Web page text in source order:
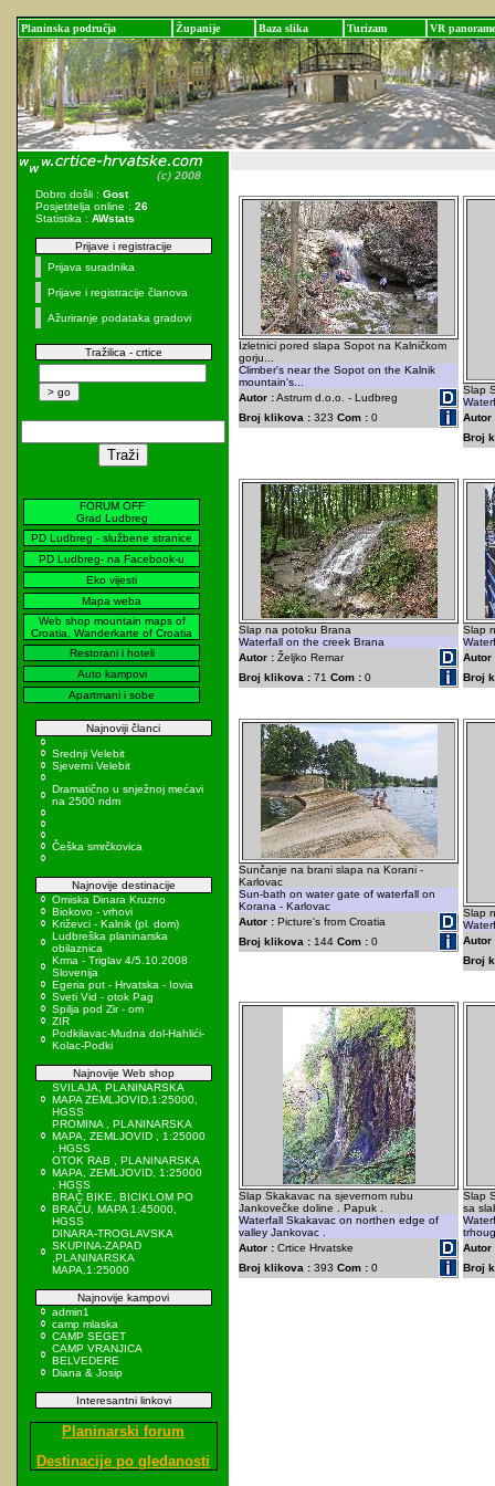
Planinska područja Županije Baza slika Turizam VR panorame
Dobro došli : Gost
Posjetitelja online : 26
Statistika : AWstats
Prijave i registracije
Prijava suradnika
Prijave i registracije članova
Ažuriranje podataka gradovi
Tražilica - crtice
FORUM OFF
Grad Ludbreg
PD Ludbreg - službene stranice
PD Ludbreg- na Facebook-u
Eko vijesti
Mapa weba
Web shop mountain maps of
Croatia, Wanderkarte of Croatia
Restorani i hoteli
Auto kampovi
Apartmani i sobe
Najnoviji članci
Srednji Velebit
Sjeverni Velebit
Dramatično u snježnoj mećavi
na 2500 ndm
Češka smrčkovica
Najnovije destinacije
Omiska Dinara Kruzno
Biokovo - vrhovi
Križevci - Kalnik (pl. dom)
Ludbreška planinarska
obilaznica
Krma - Triglav 4/5.10.2008
Slovenija
Egeria put - Hrvatska - Iovia
Sveti Vid - otok Pag
Spilja pod Zir - om
ZIR
Podkilavac-Mudna dol-Hahlići-
Kolac-Podki
Najnovije Web shop
SVILAJA, PLANINARSKA
MAPA ZEMLJOVID,1:25000,
HGSS
PROMINA , PLANINARSKA
MAPA, ZEMLJOVID , 1:25000
, HGSS
OTOK RAB , PLANINARSKA
MAPA, ZEMLJOVID, 1:25000
, HGSS
BRAČ BIKE, BICIKLOM PO
BRAČU, MAPA 1:45000,
HGSS
DINARA-TROGLAVSKA
SKUPINA-ZAPAD
,PLANINARSKA
MAPA,1:25000
Najnovije kampovi
admin1
camp mlaska
CAMP SEGET
CAMP VRANJICA
BELVEDERE
Diana & Josip
Interesantni linkovi
Planinarski forum
Destinacije po gledanosti
Izletnici pored slapa Sopot na Kalničkom
gorju...
Climber's near the Sopot on the Kalnik
mountain's...
Autor :Astrum d.o.o. - Ludbreg
Broj klikova : 323 Com : 0
Slap
Autor
Broj
Slap na potoku Brana
Waterfall on the creek Brana
Autor : Željko Remar
Broj klikova : 71 Com : 0
Slap
Autor
Broj
Sunčanje na brani slapa na Korani -
Karlovac
Sun-bath on water gate of waterfall on
Korana - Karlovac
Autor : Picture's from Croatia
Broj klikova : 144 Com : 0
Slap
Autor
Broj
Slap Skakavac na sjevernom rubu
Jankovečke doline . Papuk .
Waterfall Skakavac on northen edge of
valley Jankovac .
Autor : Crtice Hrvatske
Broj klikova : 393 Com : 0
Slap
sa
Autor
Broj